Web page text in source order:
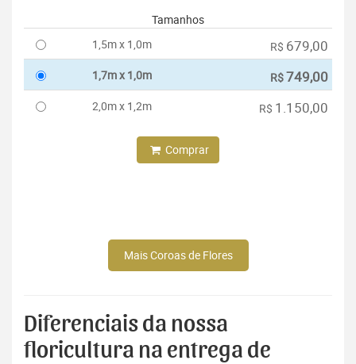
Tamanhos
1,5m x 1,0m
R$ 679,00
1,7m x 1,0m R$749,00
2,0m x 1,2m R$ 1.150,00
Comprar
Mais Coroas de Flores
Diferenciais da nossa
floricultura na entrega de